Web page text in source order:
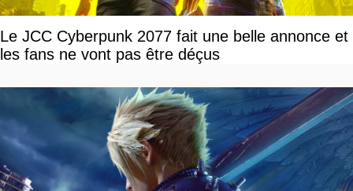
Le JCC Cyberpunk 2077 fait une belle annonce et
les fans ne vont pas être déçus